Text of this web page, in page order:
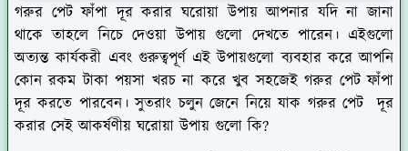
গরুর পেট ফাঁপা দূর করার ঘরোয়া উপায় আপনার যদি না জানা
থাকে তাহলে নিচে দেওয়া উপায় গুলো দেখতে পারেন। এইগুলো
অত্যন্ত কার্যকরী এবং গুরুত্বপূর্ণ এই উপায়গুলো ব্যবহার করে আপনি
কোন রকম টাকা পয়সা খরচ না করে খুব সহজেই গরুর পেট ফাঁপা
দূর করতে পারবেন। সুতরাং চলুন জেনে নিয়ে যাক গরুর পেট দূর
করার সেই আকর্ষণীয় ঘরোয়া উপায় গুলো কি?